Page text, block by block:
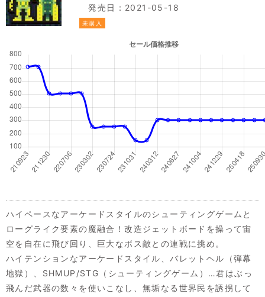
発売日：2021-05-18
未購入
ハイペースなアーケードスタイルのシューティングゲームと
ローグライク要素の魔融合！改造ジェットボードを操って宙
空を自在に飛び回り、巨大なボス敵との連戦に挑め。
ハイテンションなアーケードスタイル、バレットヘル（弾幕
地獄）、SHMUP/STG（シューティングゲーム）…君はぶっ
飛んだ武器の数々を使いこなし、無垢なる世界民を誘拐して